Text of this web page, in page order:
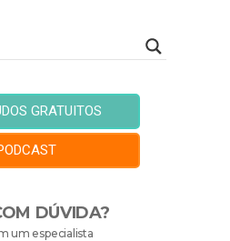
GRATUITOS
DÚVIDA?
um especialista